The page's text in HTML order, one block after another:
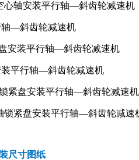
心轴安装平行轴—斜齿轮减速机
轴—斜齿轮减速机
安装平行轴—斜齿轮减速机
装平行轴—斜齿轮减速机
紧盘安装平行轴—斜齿轮减速机
锁紧盘安装平行轴—斜齿轮减速
尺寸图纸